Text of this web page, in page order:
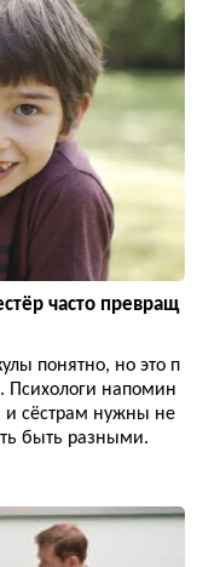
часто превращ
понятно, но это п
Психологи напомин
и сёстрам нужны не
быть разными.